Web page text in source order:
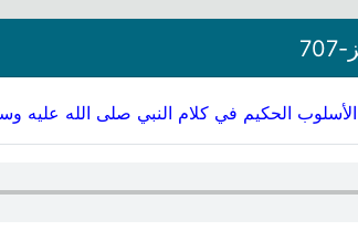
الحكيم في كلام النبي صلى الله عليه